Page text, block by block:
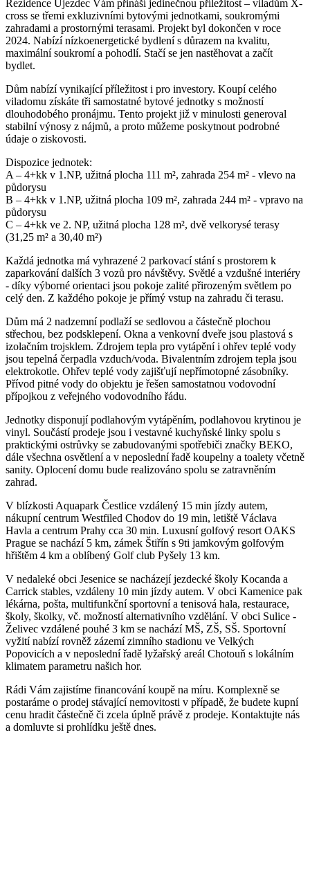
Rezidence Újezdec Vám přináší jedinečnou příležitost – viladům X-
cross se třemi exkluzivními bytovými jednotkami, soukromými
zahradami a prostornými terasami. Projekt byl dokončen v roce
2024. Nabízí nízkoenergetické bydlení s důrazem na kvalitu,
maximální soukromí a pohodlí. Stačí se jen nastěhovat a začít
bydlet.
Dům nabízí vynikající příležitost i pro investory. Koupí celého
viladomu získáte tři samostatné bytové jednotky s možností
dlouhodobého pronájmu. Tento projekt již v minulosti generoval
stabilní výnosy z nájmů, a proto můžeme poskytnout podrobné
údaje o ziskovosti.
Dispozice jednotek:
A – 4+kk v 1.NP, užitná plocha 111 m², zahrada 254 m² - vlevo na
půdorysu
B – 4+kk v 1.NP, užitná plocha 109 m², zahrada 244 m² - vpravo na
půdorysu
C – 4+kk ve 2. NP, užitná plocha 128 m², dvě velkorysé terasy
(31,25 m² a 30,40 m²)
Každá jednotka má vyhrazené 2 parkovací stání s prostorem k
zaparkování dalších 3 vozů pro návštěvy. Světlé a vzdušné interiéry
- díky výborné orientaci jsou pokoje zalité přirozeným světlem po
celý den. Z každého pokoje je přímý vstup na zahradu či terasu.
Dům má 2 nadzemní podlaží se sedlovou a částečně plochou
střechou, bez podsklepení. Okna a venkovní dveře jsou plastová s
izolačním trojsklem. Zdrojem tepla pro vytápění i ohřev teplé vody
jsou tepelná čerpadla vzduch/voda. Bivalentním zdrojem tepla jsou
elektrokotle. Ohřev teplé vody zajišťují nepřímotopné zásobníky.
Přívod pitné vody do objektu je řešen samostatnou vodovodní
přípojkou z veřejného vodovodního řádu.
Jednotky disponují podlahovým vytápěním, podlahovou krytinou je
vinyl. Součástí prodeje jsou i vestavné kuchyňské linky spolu s
praktickými ostrůvky se zabudovanými spotřebiči značky BEKO,
dále všechna osvětlení a v neposlední řadě koupelny a toalety včetně
sanity. Oplocení domu bude realizováno spolu se zatravněním
zahrad.
V blízkosti Aquapark Čestlice vzdálený 15 min jízdy autem,
nákupní centrum Westfiled Chodov do 19 min, letiště Václava
Havla a centrum Prahy cca 30 min. Luxusní golfový resort OAKS
Prague se nachází 5 km, zámek Štiřín s 9ti jamkovým golfovým
hřištěm 4 km a oblíbený Golf club Pyšely 13 km.
V nedaleké obci Jesenice se nacházejí jezdecké školy Kocanda a
Carrick stables, vzdáleny 10 min jízdy autem. V obci Kamenice pak
lékárna, pošta, multifunkční sportovní a tenisová hala, restaurace,
školy, školky, vč. možností alternativního vzdělání. V obci Sulice -
Želivec vzdálené pouhé 3 km se nachází MŠ, ZŠ, SŠ. Sportovní
vyžití nabízí rovněž zázemí zimního stadionu ve Velkých
Popovicích a v neposlední řadě lyžařský areál Chotouň s lokálním
klimatem parametru našich hor.
Rádi Vám zajistíme financování koupě na míru. Komplexně se
postaráme o prodej stávající nemovitosti v případě, že budete kupní
cenu hradit částečně či zcela úplně právě z prodeje. Kontaktujte nás
a domluvte si prohlídku ještě dnes.